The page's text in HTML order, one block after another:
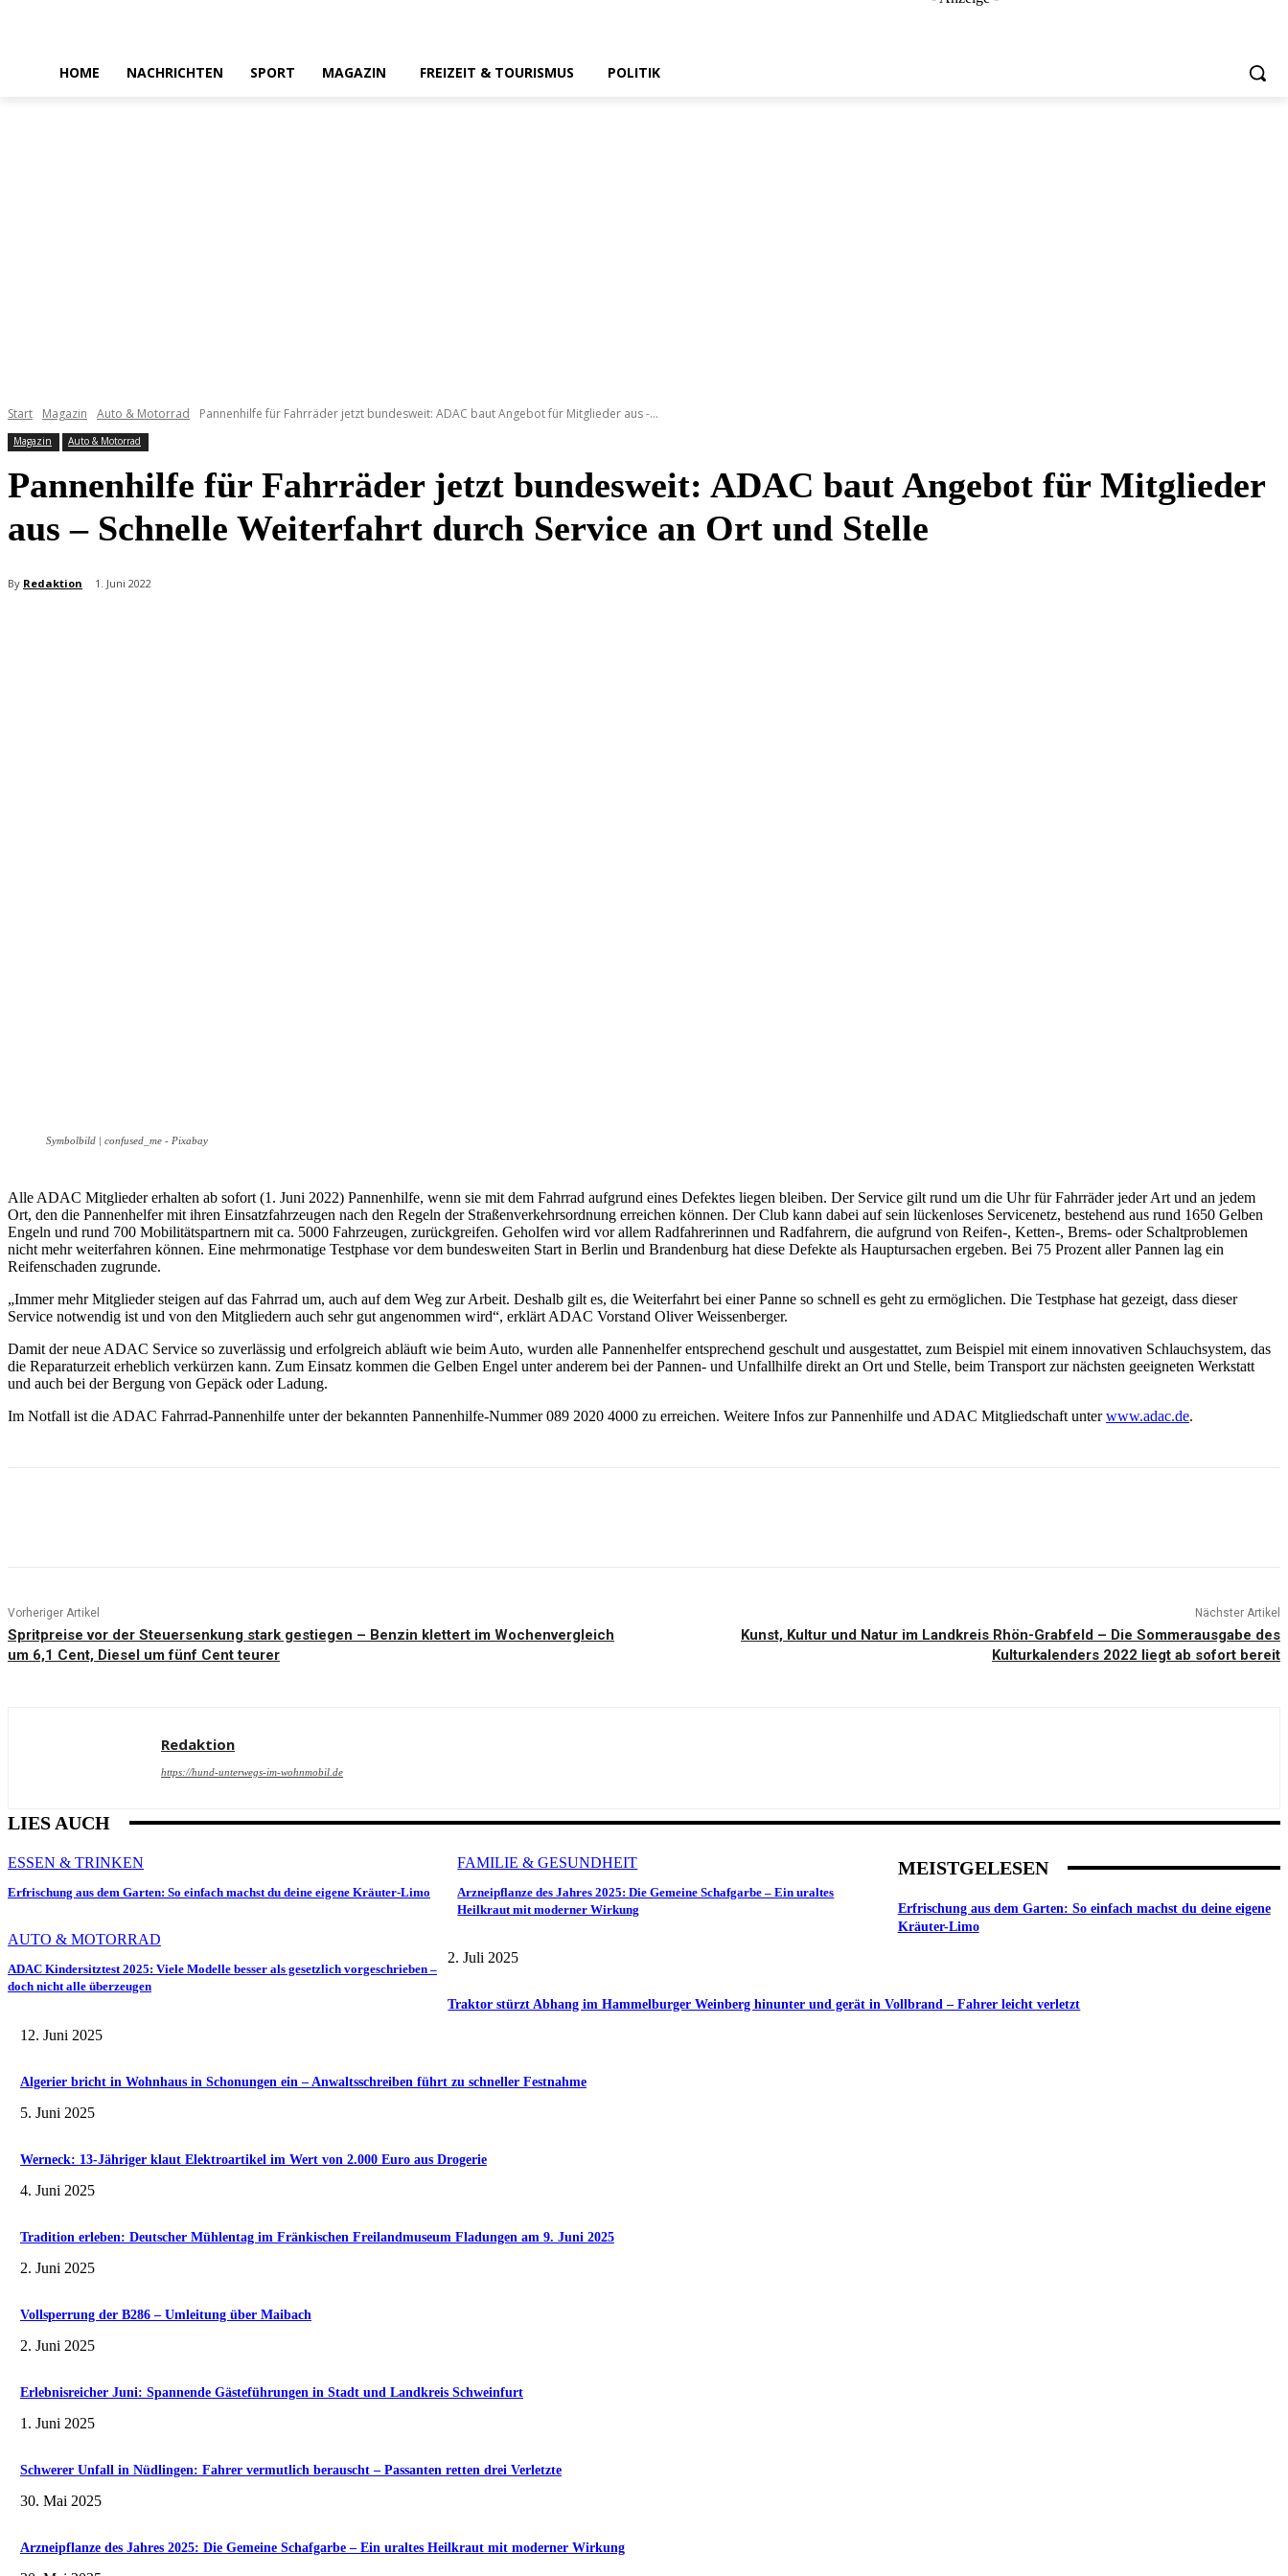
HOME NACHRICHTEN SPORT MAGAZIN FREIZEIT & TOURISMUS POLITIK
Start Magazin Auto & Motorrad Pannenhilfe für Fahrräder jetzt bundesweit: ADAC baut Angebot für Mitglieder aus -...
Magazin Auto & Motorrad
Pannenhilfe für Fahrräder jetzt bundesweit: ADAC baut Angebot für Mitglieder
aus – Schnelle Weiterfahrt durch Service an Ort und Stelle
By Redaktion 1. Juni 2022
Symbolbild | confused_me - Pixabay
Alle ADAC Mitglieder erhalten ab sofort (1. Juni 2022) Pannenhilfe, wenn sie mit dem Fahrrad aufgrund eines Defektes liegen bleiben. Der Service gilt rund um die Uhr für Fahrräder jeder Art und an jedem
Ort, den die Pannenhelfer mit ihren Einsatzfahrzeugen nach den Regeln der Straßenverkehrsordnung erreichen können. Der Club kann dabei auf sein lückenloses Servicenetz, bestehend aus rund 1650 Gelben
Engeln und rund 700 Mobilitätspartnern mit ca. 5000 Fahrzeugen, zurückgreifen. Geholfen wird vor allem Radfahrerinnen und Radfahrern, die aufgrund von Reifen-, Ketten-, Brems- oder Schaltproblemen
nicht mehr weiterfahren können. Eine mehrmonatige Testphase vor dem bundesweiten Start in Berlin und Brandenburg hat diese Defekte als Hauptursachen ergeben. Bei 75 Prozent aller Pannen lag ein
Reifenschaden zugrunde.
„Immer mehr Mitglieder steigen auf das Fahrrad um, auch auf dem Weg zur Arbeit. Deshalb gilt es, die Weiterfahrt bei einer Panne so schnell es geht zu ermöglichen. Die Testphase hat gezeigt, dass dieser
Service notwendig ist und von den Mitgliedern auch sehr gut angenommen wird“, erklärt ADAC Vorstand Oliver Weissenberger.
Damit der neue ADAC Service so zuverlässig und erfolgreich abläuft wie beim Auto, wurden alle Pannenhelfer entsprechend geschult und ausgestattet, zum Beispiel mit einem innovativen Schlauchsystem, das
die Reparaturzeit erheblich verkürzen kann. Zum Einsatz kommen die Gelben Engel unter anderem bei der Pannen- und Unfallhilfe direkt an Ort und Stelle, beim Transport zur nächsten geeigneten Werkstatt
und auch bei der Bergung von Gepäck oder Ladung.
Im Notfall ist die ADAC Fahrrad-Pannenhilfe unter der bekannten Pannenhilfe-Nummer 089 2020 4000 zu erreichen. Weitere Infos zur Pannenhilfe und ADAC Mitgliedschaft unterwww.adac.de.
Vorheriger Artikel
Spritpreise vor der Steuersenkung stark gestiegen – Benzin klettert im Wochenvergleich
um 6,1 Cent, Diesel um fünf Cent teurer
Nächster Artikel
Kunst, Kultur und Natur im Landkreis Rhön-Grabfeld – Die Sommerausgabe des
Kulturkalenders 2022 liegt ab sofort bereit
Redaktion
https://hund-unterwegs-im-wohnmobil.de
LIES AUCH
ESSEN & TRINKEN
Erfrischung aus dem Garten: So einfach machst du deine eigene Kräuter-Limo
FAMILIE & GESUNDHEIT
Arzneipflanze des Jahres 2025: Die Gemeine Schafgarbe – Ein uraltes
Heilkraut mit moderner Wirkung
AUTO & MOTORRAD
ADAC Kindersitztest 2025: Viele Modelle besser als gesetzlich vorgeschrieben –
doch nicht alle überzeugen
MEISTGELESEN
Erfrischung aus dem Garten: So einfach machst du deine eigene
Kräuter-Limo
2. Juli 2025
Traktor stürzt Abhang im Hammelburger Weinberg hinunter und gerät in Vollbrand – Fahrer leicht verletzt
12. Juni 2025
Algerier bricht in Wohnhaus in Schonungen ein – Anwaltsschreiben führt zu schneller Festnahme
5. Juni 2025
Werneck: 13-Jähriger klaut Elektroartikel im Wert von 2.000 Euro aus Drogerie
4. Juni 2025
Tradition erleben: Deutscher Mühlentag im Fränkischen Freilandmuseum Fladungen am 9. Juni 2025
2. Juni 2025
Vollsperrung der B286 – Umleitung über Maibach
2. Juni 2025
Erlebnisreicher Juni: Spannende Gästeführungen in Stadt und Landkreis Schweinfurt
1. Juni 2025
Schwerer Unfall in Nüdlingen: Fahrer vermutlich berauscht – Passanten retten drei Verletzte
30. Mai 2025
Arzneipflanze des Jahres 2025: Die Gemeine Schafgarbe – Ein uraltes Heilkraut mit moderner Wirkung